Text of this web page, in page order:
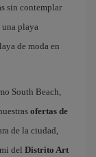
sin contemplar
una playa
de moda en
South Beach,
ofertas de
de la ciudad,
del Distrito Art